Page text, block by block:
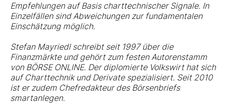
Empfehlungen auf Basis charttechnischer Signale. In
Einzelfällen sind Abweichungen zur fundamentalen
Einschätzung möglich.
Stefan Mayriedl schreibt seit 1997 über die
Finanzmärkte und gehört zum festen Autorenstamm
von BÖRSE ONLINE. Der diplomierte Volkswirt hat sich
auf Charttechnik und Derivate spezialisiert. Seit 2010
ist er zudem Chefredakteur des Börsenbriefs
smartanlegen.